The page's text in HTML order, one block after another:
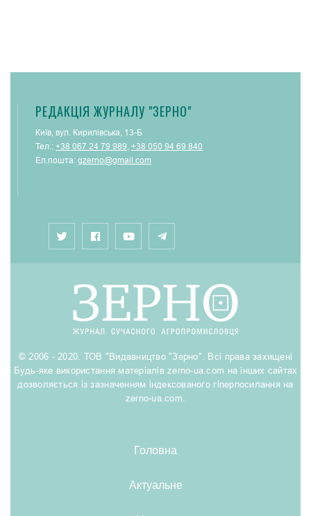
РЕДАКЦІЯ ЖУРНАЛУ "ЗЕРНО"
Київ, вул. Кирилівська, 13-Б
Тел.: +38 067 24 79 989, +38 050 94 69 840
Ел.пошта: gzerno@gmail.com
© 2006 - 2020. ТОВ "Видавництво "Зерно". Всі права захищені
Будь-яке використання матеріалів zerno-ua.com на інших сайтах
дозволяється із зазначенням індексованого гіперпосилання на
zerno-ua.com.
Головна
Актуальне